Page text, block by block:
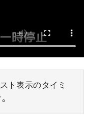
ト表示のタイミ